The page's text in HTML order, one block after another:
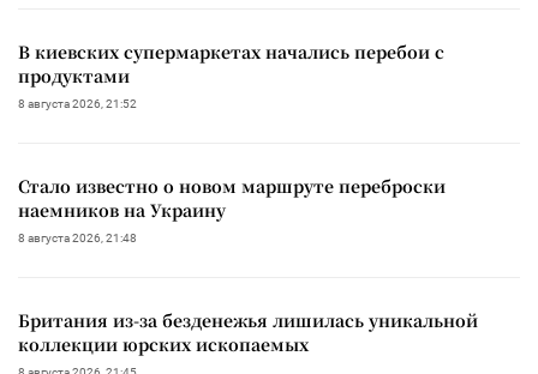
В киевских супермаркетах начались перебои с
продуктами
8 августа 2026, 21:52
Стало известно о новом маршруте переброски
наемников на Украину
8 августа 2026, 21:48
Британия из-за безденежья лишилась уникальной
коллекции юрских ископаемых